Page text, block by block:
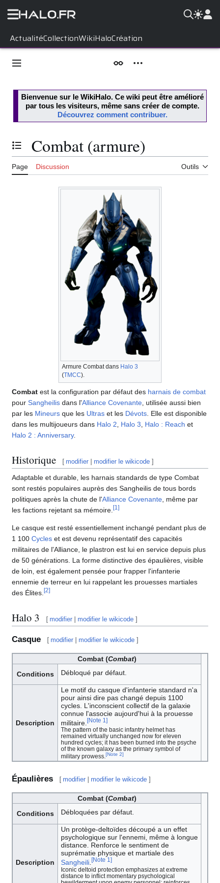
ActualitéCollectionWikiHaloCréation
contenu
Menu principal ApparenceOutils personnels
Bienvenue sur le WikiHalo. Ce wiki peut être amélioré
par tous les visiteurs, même sans créer de compte.
Découvrez comment contribuer.
Basculer la table des matières
Combat (armure)
Page Discussion Outils
Armure Combat dans Halo 3
(TMCC).
Combat est la configuration par défaut des harnais de combat
pour Sangheilis dans l'Alliance Covenante , utilisée aussi bien
par les Mineurs que les Ultras et les Dévots . Elle est disponible
dans les multijoueurs dans Halo 2 Halo 3 Halo : Reach et
Halo 2 : Anniversary.
Historique [ modifier |modifier le wikicode ]
Adaptable et durable, les harnais standards de type Combat
sont restés populaires auprès des Sangheilis de tous bords
politiques après la chute de l'Alliance Covenante , même par
les factions rejetant sa mémoire. [1 ]
Le casque est resté essentiellement inchangé pendant plus de
1 100 Cycles et est devenu représentatif des capacités
militaires de l'Alliance, le plastron est lui en service depuis plus
de 50 générations. La forme distinctive des épaulières, visible
de loin, est également pensée pour frapper l'infanterie
ennemie de terreur en lui rappelant les prouesses martiales
des Élites. [2]
Halo 3 [ modifier |modifier le wikicode ]
Casque [ modifier |modifier le wikicode ]
Combat (Combat)
Conditions
Débloqué par défaut.
Description
Le motif du casque d'infanterie standard n'a
pour ainsi dire pas changé depuis 1100
cycles. L'inconscient collectif de la galaxie
connue l'associe aujourd'hui à la prouesse
militaire. [Note 1 ]
The pattern of the basic infantry helmet has
remained virtually unchanged now for eleven
hundred cycles; it has been burned into the psyche
of the known galaxy as the primary symbol of
military prowess. [Note 2]
Épaulières [ modifier |modifier le wikicode ]
Combat (Combat)
Conditions
Débloquées par défaut.
Description
Un protège-deltoïdes découpé a un effet
psychologique sur l'ennemi, même à longue
distance. Renforce le sentiment de
suprématie physique et martiale des
Sangheili. [Note 1 ]
Iconic deltoid protection emphasizes at extreme
distance to inflict momentary psychological